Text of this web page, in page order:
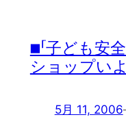
■「子ども安
ショップい
5月 11, 2006